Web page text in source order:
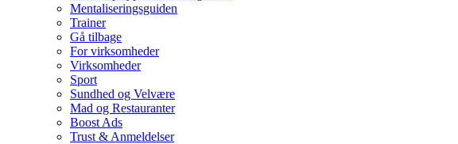
Mentaliseringsguiden
Trainer
Gå tilbage
For virksomheder
Virksomheder
Sport
Sundhed og Velvære
Mad og Restauranter
Boost Ads
Trust & Anmeldelser